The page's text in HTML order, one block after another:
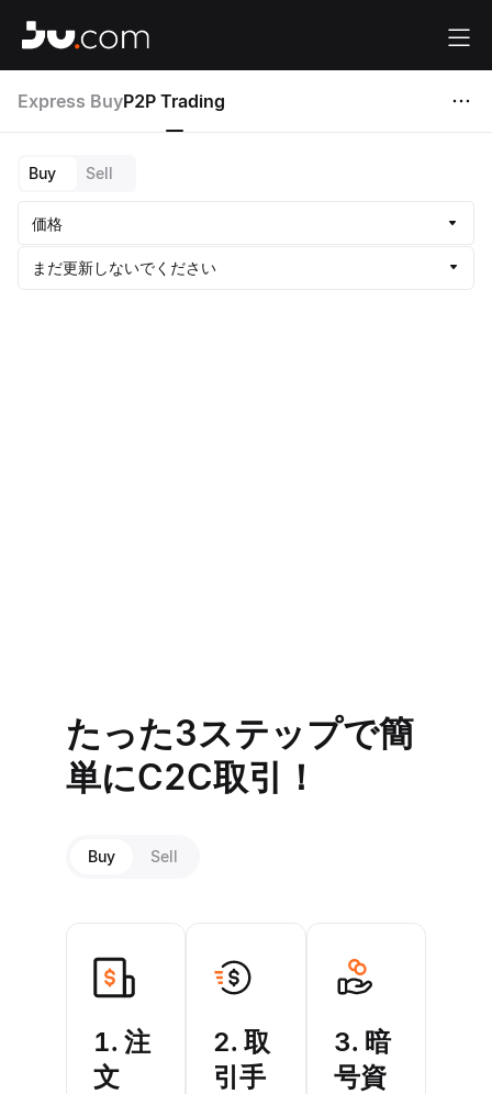
Ju.com App
最も信頼できる暗号通貨取引所
Express BuyP2P Trading
Buy Sell
価格
まだ更新しないでください
たった3ステップで簡
単にC2C取引！
Buy Sell
1. 注
文
2.取
引手
3. 暗
号資